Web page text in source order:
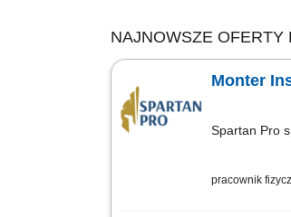
NAJNOWSZE OFERTY
Monter
Spartan Pro
pracownik